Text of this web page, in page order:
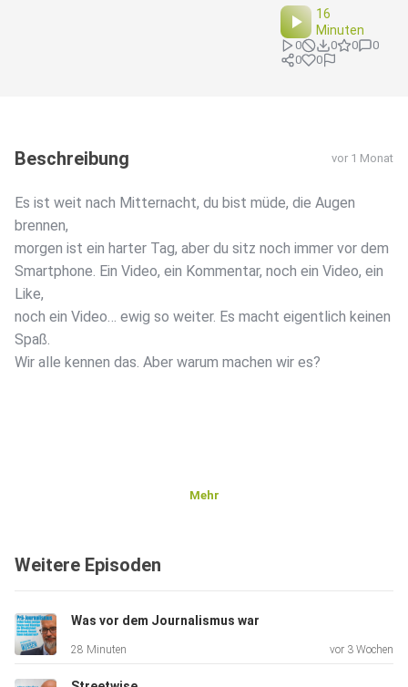
16
Minuten
0 0 0
0
0
0
Beschreibung vor 1 Monat
Es ist weit nach Mitternacht, du bist müde, die Augen
brennen,
morgen ist ein harter Tag, aber du sitz noch immer vor dem
Smartphone. Ein Video, ein Kommentar, noch ein Video, ein
Like,
noch ein Video… ewig so weiter. Es macht eigentlich keinen
Spaß.
Wir alle kennen das. Aber warum machen wir es?
Mehr
Weitere Episoden
Was vor dem Journalismus war
28 Minuten vor 3 Wochen